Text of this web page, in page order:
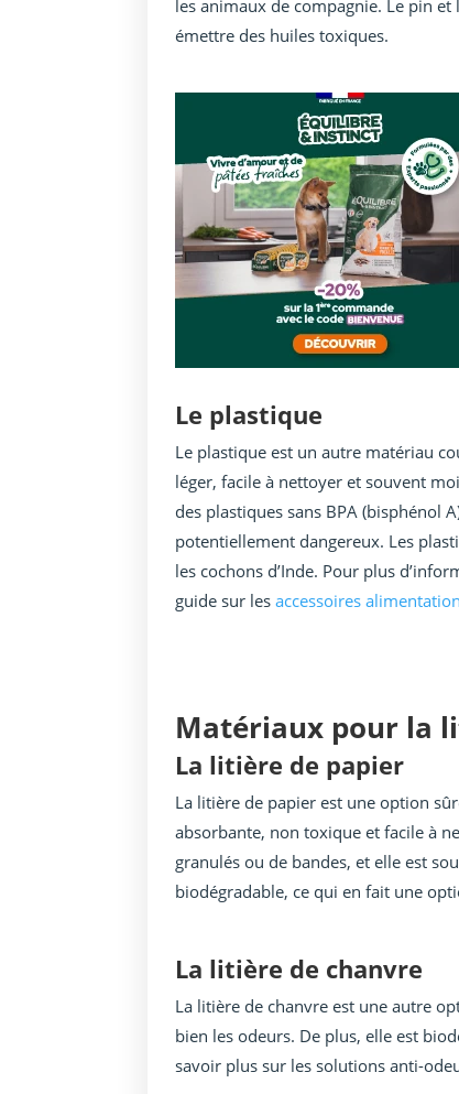
les animaux de compagnie. Le pin
émettre des huiles toxiques.
Le plastique
Le plastique est un autre matériau
léger, facile à nettoyer et souvent
des plastiques sans BPA (bisphénol
potentiellement dangereux. Les
les cochons d’Inde. Pour plus
guide sur lesaccessoires alimentation
Matériaux pour la
La litière de papier
La litière de papier est une option
absorbante, non toxique et facile à
granulés ou de bandes, et elle est
biodégradable, ce qui en fait une
La litière de chanvre
La litière de chanvre est une autre
bien les odeurs. De plus, elle est
savoir plus sur les solutions anti-